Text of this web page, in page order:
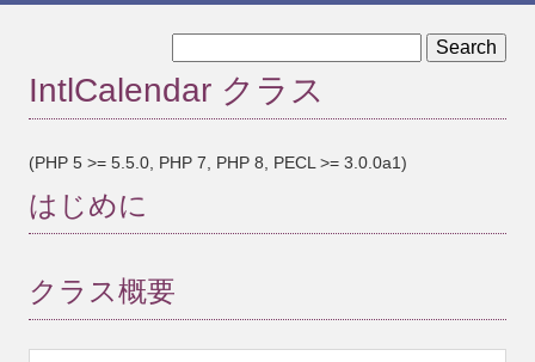
IntlCalendar クラス
(PHP 5 >= 5.5.0, PHP 7, PHP 8, PECL >= 3.0.0a1)
はじめに
クラス概要